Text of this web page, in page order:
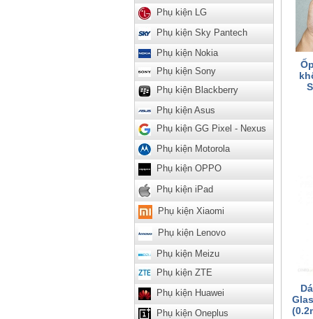
Phụ kiện LG
Phụ kiện Sky Pantech
Phụ kiện Nokia
Phụ kiện Sony
Phụ kiện Blackberry
Phụ kiện Asus
Phụ kiện GG Pixel - Nexus
Phụ kiện Motorola
Phụ kiện OPPO
Phụ kiện iPad
Phụ kiện Xiaomi
Phụ kiện Lenovo
Phụ kiện Meizu
Phụ kiện ZTE
Phụ kiện Huawei
Phụ kiện Oneplus